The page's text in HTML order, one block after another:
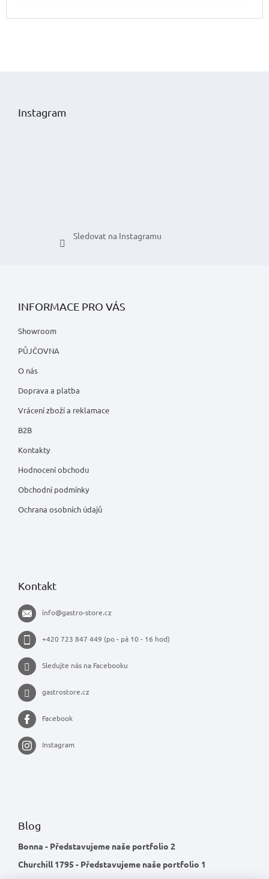
Instagram
Sledovat na Instagramu
INFORMACE PRO VÁS
Showroom
PŮJČOVNA
O nás
Doprava a platba
Vrácení zboží a reklamace
B2B
Kontakty
Hodnocení obchodu
Obchodní podmínky
Ochrana osobních údajů
Kontakt
info@gastro-store.cz
+420 723 847 449 (po - pá 10 - 16 hod)
Sledujte nás na Facebooku
gastrostore.cz
Facebook
Instagram
Blog
Bonna - Představujeme naše portfolio 2
Churchill 1795 - Představujeme naše portfolio 1